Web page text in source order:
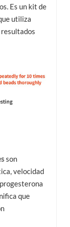
Es un kit de
utiliza
son
velocidad
que